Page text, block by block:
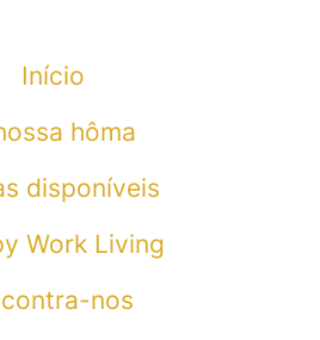
Início
hôma
disponíveis
Work Living
nos